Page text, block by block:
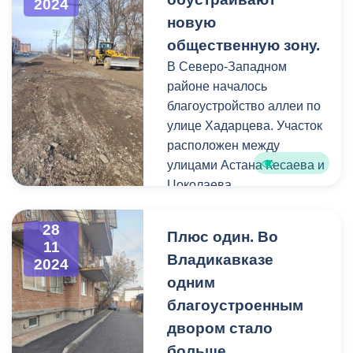
рамках ранней
профилизации в открыты
4 агрокласса, 4
медиакласса, 5
инженерных, 30
математических, 4
космических, 5 кадетских,
19 823 владикавказских
школьника получают
бесплатное горячее
питание. Единое 20-
дневное меню постоянно
2024
новую
общественную зону.
В Северо-Западном
районе началось
благоустройство аллеи по
улице Хадарцева. Участок
расположен между
улицами Астана Кесаева и
Цоколаева.
28
11
2024
Плюс один. Во
Владикавказе
одним
благоустроенным
двором стало